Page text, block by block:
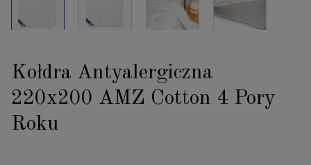
Kołdra Antyalergiczna
220x200 AMZ Cotton 4 Pory
Roku